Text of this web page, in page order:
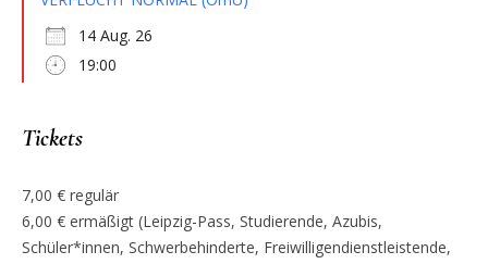
14 Aug. 26
19:00
Tickets
7,00 € regulär
6,00 € ermäßigt (Leipzig-Pass, Studierende, Azubis,
Schüler*innen, Schwerbehinderte, Freiwilligendienstleistende,